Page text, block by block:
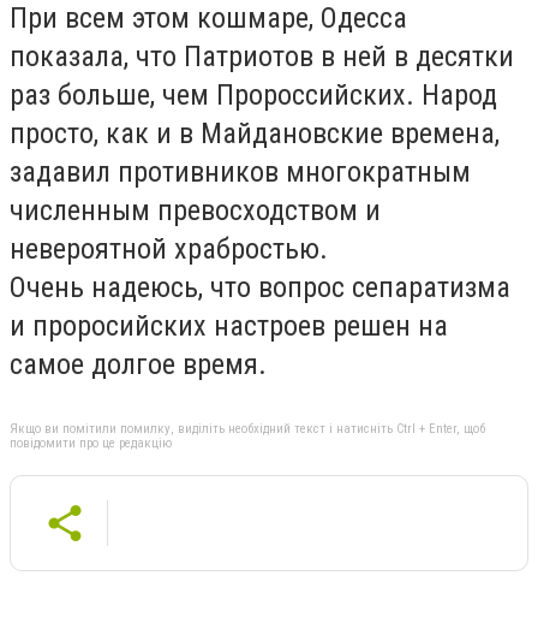
При всем этом кошмаре, Одесса
показала, что Патриотов в ней в десятки
раз больше, чем Пророссийских. Народ
просто, как и в Майдановские времена,
задавил противников многократным
численным превосходством и
невероятной храбростью.
Очень надеюсь, что вопрос сепаратизма
и проросийских настроев решен на
самое долгое время.
Якщо ви помітили помилку, виділіть необхідний текст і натисніть Ctrl + Enter, щоб
повідомити про це редакцію